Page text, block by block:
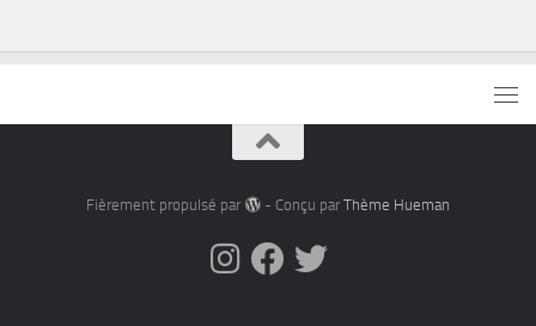
Fièrement propulsé par - Conçu par Thème Hueman